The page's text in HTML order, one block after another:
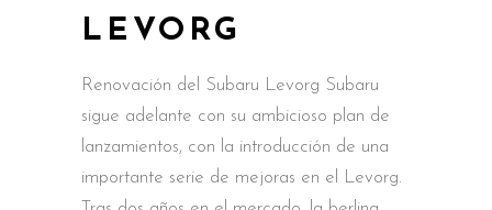
LEVORG
Renovación del Subaru Levorg Subaru
sigue adelante con su ambicioso plan de
lanzamientos, con la introducción de una
importante serie de mejoras en el Levorg.